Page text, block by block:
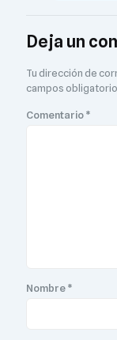
Deja un
Tu dirección de
campos
Comentario*
Nombre*